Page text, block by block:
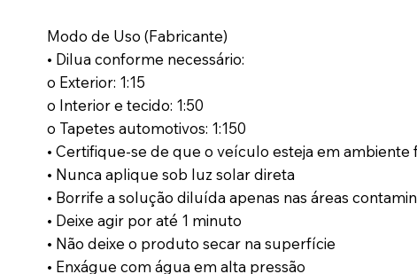
Modo de Uso (Fabricante)
• Dilua conforme necessário:
o Exterior: 1:15
o Interior e tecido: 1:50
o Tapetes automotivos: 1:150
• Certifique-se de que o veículo esteja em ambiente
• Nunca aplique sob luz solar direta
• Borrife a solução diluída apenas nas áreas
• Deixe agir por até 1 minuto
• Não deixe o produto secar na superfície
• Enxágue com água em alta pressão